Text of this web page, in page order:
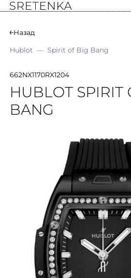
Назад
Hublot — Spirit of Big Bang
662NX1170RX1204
HUBLOT SPIRIT
BANG